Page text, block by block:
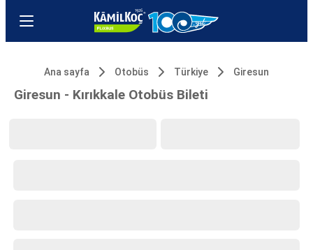
Ana sayfa Otobüs Türkiye Giresun
Giresun - Kırıkkale Otobüs Bileti